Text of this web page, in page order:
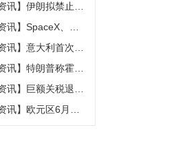
讯】伊朗拟禁止敌
讯】SpaceX、特
讯】意大利首次对
讯】特朗普称霍尔
讯】巨额关税退款
讯】欧元区6月零